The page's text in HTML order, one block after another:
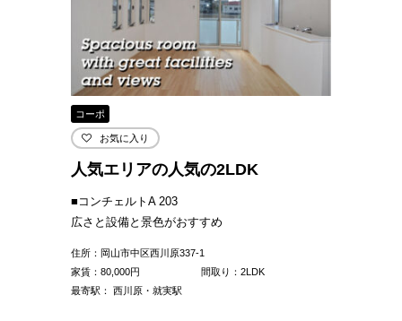
コーポ
お気に入り
人気エリアの人気の2LDK
■コンチェルトA 203
広さと設備と景色がおすすめ
住所：岡山市中区西川原337-1
家賃： 80,000円
間取り：2LDK
最寄駅： 西川原・就実駅